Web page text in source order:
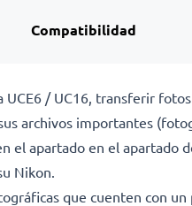
Compatibilidad
/ UC16, transferir
archivos importantes
el apartado en el
Nikon.
que cuenten con